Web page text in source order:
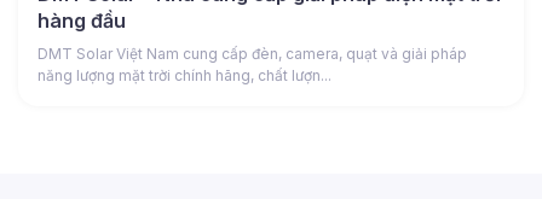
hàng đầu
DMT Solar Việt Nam cung cấp đèn, camera, quạt và giải pháp
năng lượng mặt trời chính hãng, chất lượn...